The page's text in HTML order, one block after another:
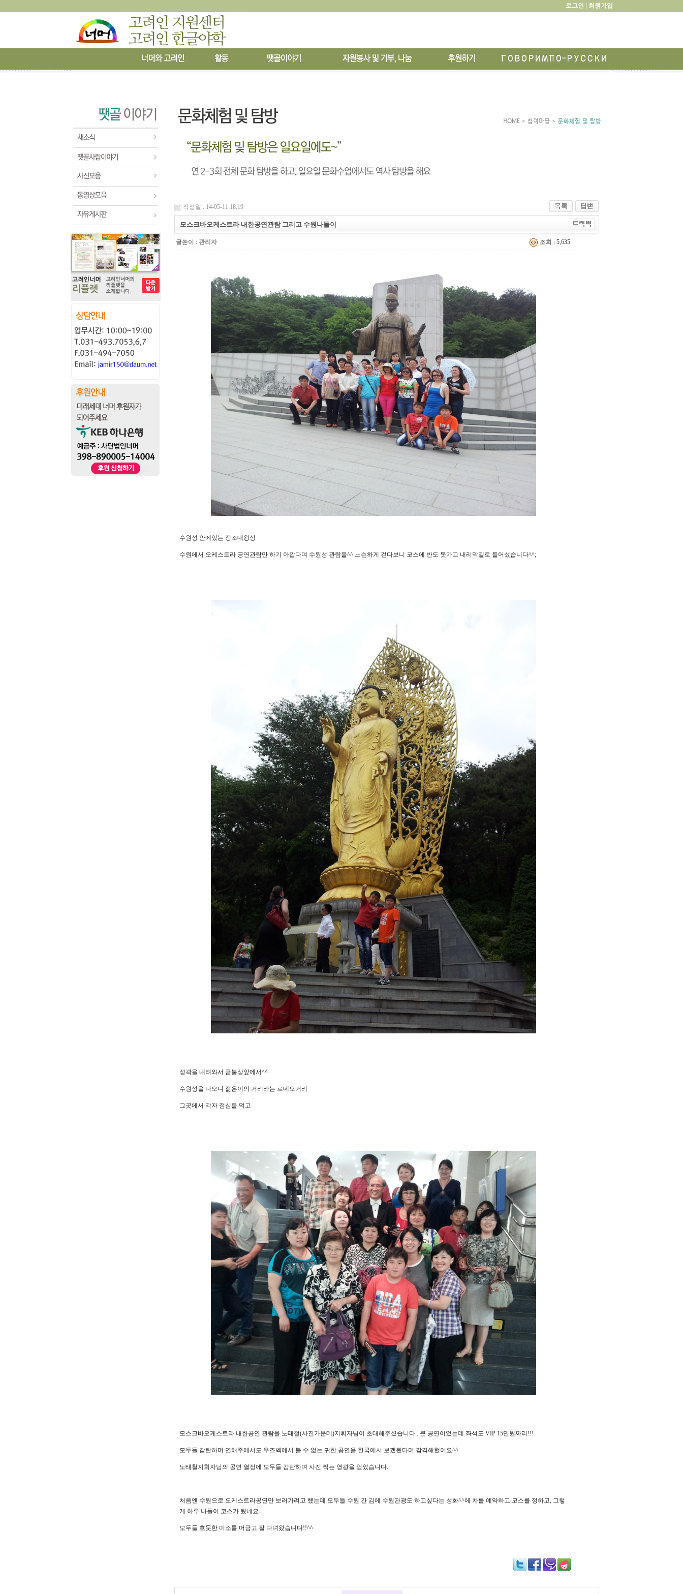
로그인 | 회원가입
작성일 : 14-05-11 18:19
모스크바오케스트라 내한공연관람 그리고 수원나들이
글쓴이 : 관리자 조회 : 5,635
수원성 안에있는 정조대왕상
수원에서 오케스트라 공연관람만 하기 아깝다며 수원성 관람을^^ 느슨하게 걷다보니 코스에 반도 못가고 내리막길로 들어섰습니다^^;
성곽을 내려와서 금불상앞에서^^
수원성을 나오니 젊은이의 거리라는 로데오거리
그곳에서 각자 점심을 먹고
모스크바오케스트라 내한공연 관람을 노태철(사진가운데)지휘자님이 초대해주셨습니다.. 큰 공연이었는데 좌석도 VIP 15만원짜리!!!
모두들 감탄하며 연해주에서도 우즈벡에서 볼 수 없는 귀한 공연을 한국에서 보겠됬다며 감격해했어요^^
노태철지휘자님의 공연 열정에 모두들 감탄하며 사진 찍는 영광을 얻었습니다.
처음엔 수원으로 오케스트라공연만 보러가려고 했는데 모두들 수원 간 김에 수원관광도 하고싶다는 성화^^에 차를 예약하고 코스를 정하고, 그렇
게 하루 나들이 코스가 됬네요.
모두들 흐뭇한 미소를 머금고 잘 다녀왔습니다!!^^